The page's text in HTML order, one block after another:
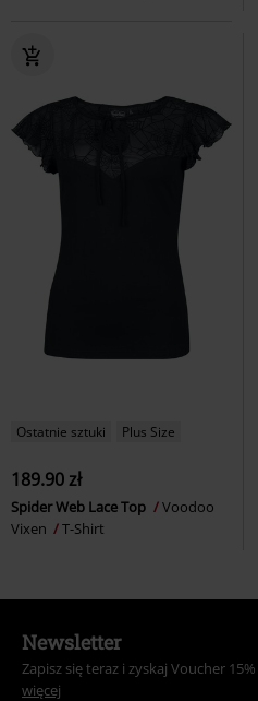
Ostatnie sztuki Plus Size
189.90 zł
Spider Web Lace Top
Voodoo
Vixen
T-Shirt
Newsletter
Zapisz się teraz i zyskaj Voucher 15%
więcej